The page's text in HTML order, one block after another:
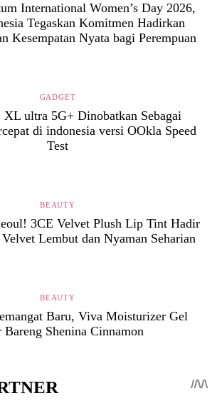
International Women’s Day 2026,
Tegaskan Komitmen Hadirkan
Kesempatan Nyata bagi Perempuan
GADGET
XL ultra 5G+ Dinobatkan Sebagai
di indonesia versi OOkla Speed
Test
BEAUTY
3CE Velvet Plush Lip Tint Hadir
Lembut dan Nyaman Seharian
BEAUTY
Baru, Viva Moisturizer Gel
Bareng Shenina Cinnamon